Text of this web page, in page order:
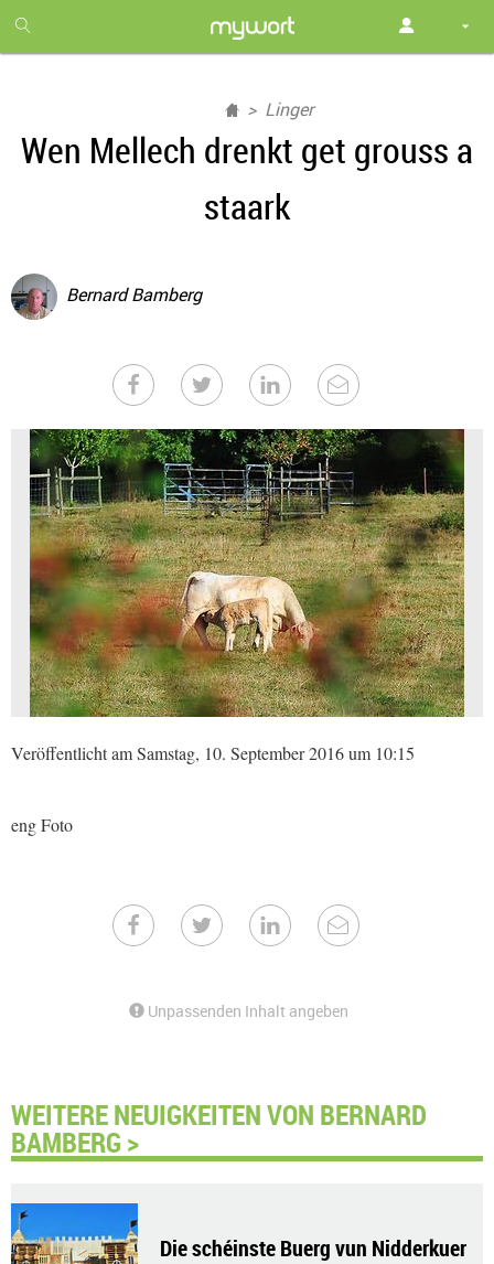
month
free
Linger
Wen Mellech drenkt get grouss a
staark
Bernard Bamberg
Veröffentlicht am Samstag, 10. September 2016 um 10:15
eng Foto
Unpassenden Inhalt angeben
WEITERE NEUIGKEITEN VON BERNARD
BAMBERG >
Die schéinste Buerg vun Nidderkuer